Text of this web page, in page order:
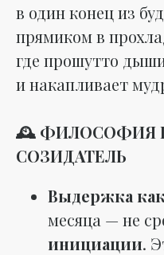
в один конец из
прямиком в
где прошутто
и накапливает
🕰️ ФИЛОСОФИЯ
СОЗИДАТЕЛЬ
Выдержка
месяца — не
инициации.